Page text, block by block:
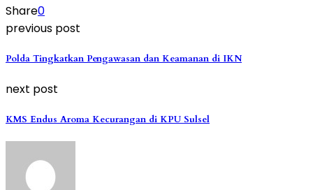
Share0
previous post
Polda Tingkatkan Pengawasan dan Keamanan di IKN
next post
KMS Endus Aroma Kecurangan di KPU Sulsel